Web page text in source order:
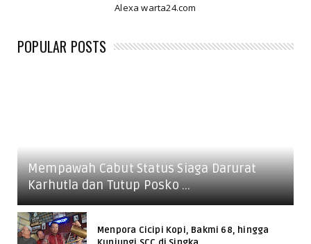
Alexa warta24.com
POPULAR POSTS
Mempawah Cabut Status Siaga Darurat
Karhutla dan Tutup Posko ...
Menpora Cicipi Kopi, Bakmi 68, hingga